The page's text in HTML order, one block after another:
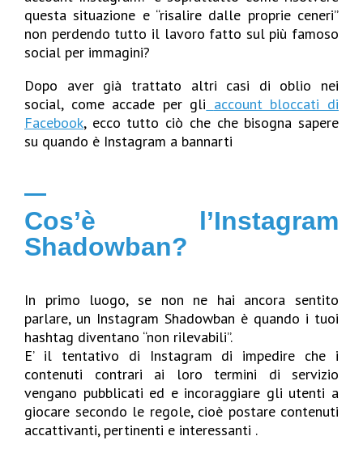
questa situazione e “risalire dalle proprie ceneri”
non perdendo tutto il lavoro fatto sul più famoso
social per immagini?
Dopo aver già trattato altri casi di oblio nei
social, come accade per gli account bloccati di
Facebook,ecco tutto ciò che che bisogna sapere
su quando è Instagram a bannarti
Cos’è l’Instagram
Shadowban?
In primo luogo, se non ne hai ancora sentito
parlare, un Instagram Shadowban è quando i tuoi
hashtag diventano “non rilevabili”.
E’ il tentativo di Instagram di impedire che i
contenuti contrari ai loro termini di servizio
vengano pubblicati ed e incoraggiare gli utenti a
giocare secondo le regole, cioè postare contenuti
accattivanti, pertinenti e interessanti .